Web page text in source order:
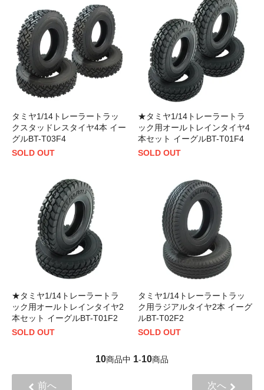
タミヤ1/14トレーラートラッ
クスタッドレスタイヤ4本 イー
グルBT-T03F4
SOLD OUT
★タミヤ1/14トレーラートラ
ック用オールトレインタイヤ4
本セット イーグルBT-T01F4
SOLD OUT
★タミヤ1/14トレーラートラ
ック用オールトレインタイヤ2
本セット イーグルBT-T01F2
SOLD OUT
タミヤ1/14トレーラートラッ
ク用ラジアルタイヤ2本 イーグ
ルBT-T02F2
SOLD OUT
10商品中 1-10商品
前へ 次へ